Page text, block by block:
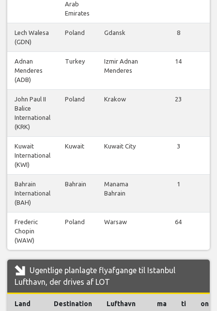
Arab
Emirates
Lech Walesa
(GDN)
Poland Gdansk
8
Adnan
Menderes
(ADB)
Turkey
Izmir Adnan
Menderes
14
John Paul II
Balice
International
(KRK)
Poland Krakow
23
Kuwait
International
(KWI)
Kuwait Kuwait City
3
Bahrain
International
(BAH)
Bahrain
Manama
Bahrain
1
Frederic
Chopin
(WAW)
Poland Warsaw
64
Ugentlige planlagte flyafgange til Istanbul
Lufthavn, der drives af LOT
Land Destination Lufthavn ma ti on